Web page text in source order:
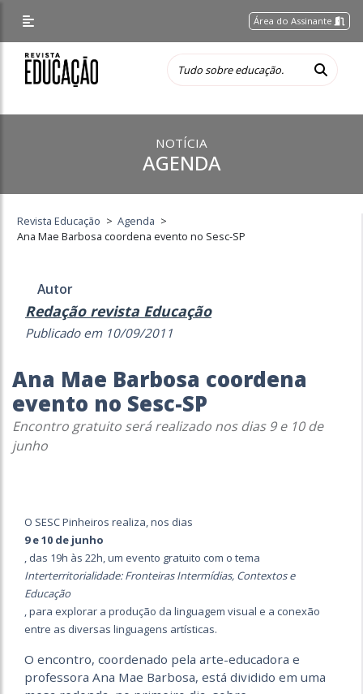
Área do Assinante
NOTÍCIA
AGENDA
Revista Educação > Agenda >
Ana Mae Barbosa coordena evento no Sesc-SP
Autor
Redação revista Educação
Publicado em 10/09/2011
Ana Mae Barbosa coordena
evento no Sesc-SP
Encontro gratuito será realizado nos dias 9 e 10 de
junho
O SESC Pinheiros realiza, nos dias
9 e 10 de junho
, das 19h às 22h, um evento gratuito com o tema
Interterritorialidade: Fronteiras Intermídias, Contextos e
Educação
, para explorar a produção da linguagem visual e a conexão
entre as diversas linguagens artísticas.
O encontro, coordenado pela arte-educadora e
professora Ana Mae Barbosa, está dividido em uma